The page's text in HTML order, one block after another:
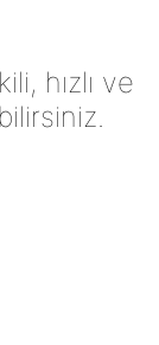
hızlı ve